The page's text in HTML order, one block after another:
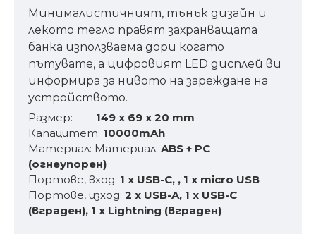
Минималистичният, тънък дизайн и
лекото тегло правят захранващата
банка използваема дори когато
пътувате, а цифровият LED дисплей ви
информира за нивото на зареждане на
устройството.
Размер:
149 x 69 x 20 mm
Капацитет: 10000mAh
Материал: Материал: ABS + PC
(огнеупорен)
Портове, вход: 1 x USB-C, , 1 x micro USB
Портове, изход: 2 x USB-A, 1 x USB-C
(вграден), 1 х Lightning (вграден)